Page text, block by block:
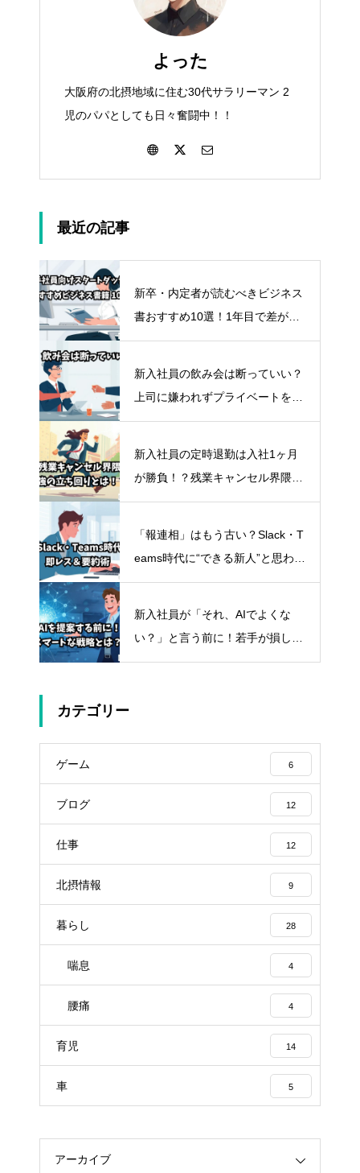
よった
大阪府の北摂地域に住む30代サラリーマン 2
児のパパとしても日々奮闘中！！
最近の記事
新卒・内定者が読むべきビジネス
書おすすめ10選！1年目で差がつ
く“タイパ最強”自己投資術
新入社員の飲み会は断っていい？
上司に嫌われずプライベートを守
るスマートな断り方
新入社員の定時退勤は入社1ヶ月
が勝負！？残業キャンセル界隈の
スマートな立ち回り方
「報連相」はもう古い？Slack・T
eams時代に“できる新人”と思わせ
る即レス＆要約術
新入社員が「それ、AIでよくな
い？」と言う前に！若手が損しな
いスマートな立ち回り方
カテゴリー
ゲーム 6
ブログ 12
仕事 12
北摂情報 9
暮らし 28
喘息 4
腰痛 4
育児 14
車 5
アーカイブ